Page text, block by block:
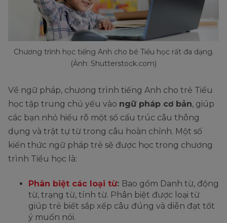
Chương trình học tiếng Anh cho bé Tiểu học rất đa dạng.
(Ảnh: Shutterstock.com)
Về ngữ pháp, chương trình tiếng Anh cho trẻ Tiểu
học tập trung chủ yếu vào ngữ pháp cơ bản, giúp
các bạn nhỏ hiểu rõ một số cấu trúc câu thông
dụng và trật tự từ trong câu hoàn chỉnh. Một số
kiến thức ngữ pháp trẻ sẽ được học trong chương
trình Tiểu học là:
Phân biệt các loại từ: Bao gồm Danh từ, động
từ, trạng từ, tính từ. Phân biệt được loại từ
giúp trẻ biết sắp xếp câu đúng và diễn đạt tốt
ý muốn nói.